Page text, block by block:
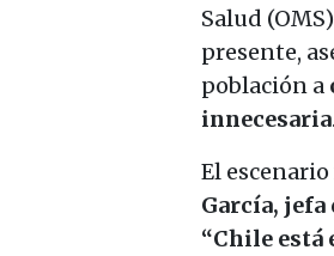
Salud
presente,
población a
innecesaria.
El
García,
“Chile está